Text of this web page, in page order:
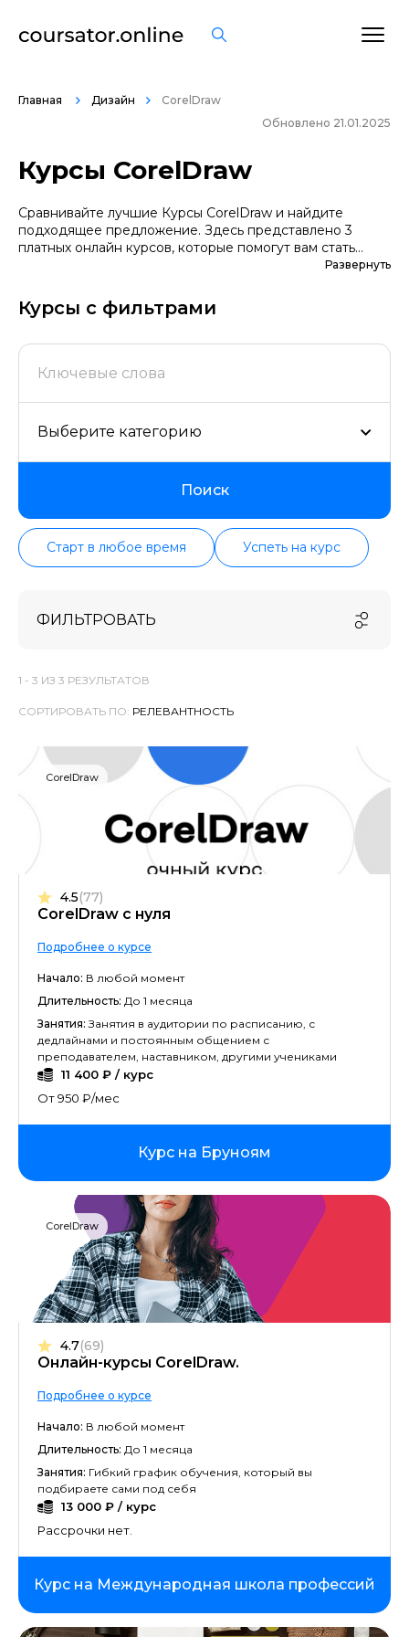
Главная Дизайн
CorelDraw
Обновлено 21.01.2025
Курсы CorelDraw
Сравнивайте лучшие Курсы CorelDraw и найдите
подходящее предложение. Здесь представлено 3
платных онлайн курсов, которые помогут вам стать
грамотными специалистами. А если вы не уверены в
варианты. Большой выбор обучающих программ по
цене, продолжительности, формату, отзывам, условиям
курсах проверенных школ в актуальном состоянии.
Развернуть
Курсы с фильтрами
Выберите категорию
Поиск
Старт в любое время Успеть на курс
ФИЛЬТРОВАТЬ
1 - 3 ИЗ 3 РЕЗУЛЬТАТОВ
СОРТИРОВАТЬ ПО:
CorelDraw
CorelDraw с нуля
4.5(77)
Подробнее о курсе
Начало: В любой момент
Длительность: До 1 месяца
Занятия: Занятия в аудитории по расписанию, с
дедлайнами и постоянным общением с
преподавателем, наставником, другими учениками
11 400 ₽ / курс
От 950 ₽/мес
Курс на Бруноям
CorelDraw
Онлайн-курсы CorelDraw.
4.7(69)
Подробнее о курсе
Начало: В любой момент
Длительность: До 1 месяца
Занятия: Гибкий график обучения, который вы
подбираете сами под себя
13 000 ₽ / курс
Рассрочки нет.
Курс на Международная школа профессий